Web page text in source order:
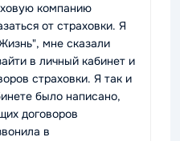
компанию
от страховки. Я
мне сказали
в личный кабинет и
страховки. Я так и
было написано,
договоров
в